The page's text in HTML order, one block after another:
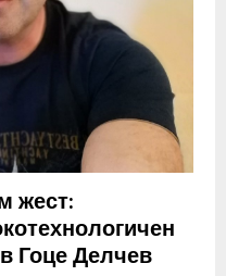
жест:
Гоце Делчев